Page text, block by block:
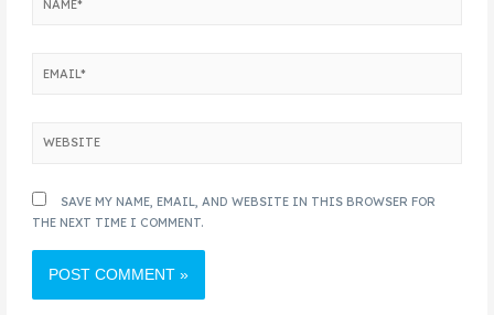
SAVE MY NAME, EMAIL, AND WEBSITE IN THIS BROWSER FOR
THE NEXT TIME I COMMENT.